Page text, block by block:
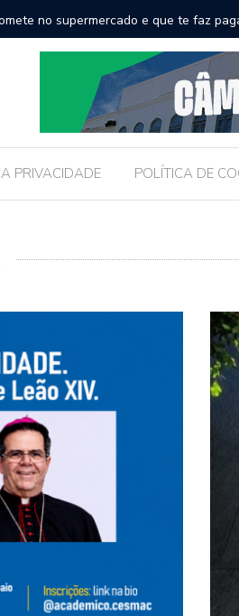
no supermercado e que te faz
PRIVACIDADE POLÍTICA DE